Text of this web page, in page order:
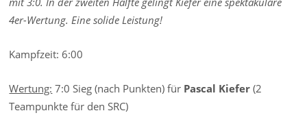
4er-Wertung. Eine solide Leistung!
Kampfzeit: 6:00
Wertung: 7:0 Sieg (nach Punkten) für Pascal Kiefer (2
Teampunkte für den SRC)